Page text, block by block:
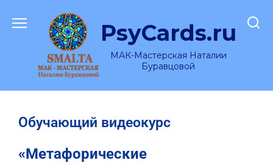
PsyCards.ru
МАК-Мастерская Наталии
Буравцовой
Обучающий видеокурс
«Метафорические